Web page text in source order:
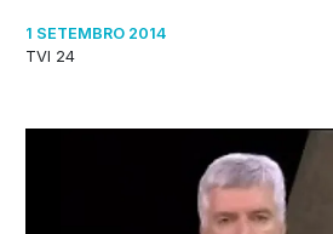
1 SETEMBRO 2014
TVI 24